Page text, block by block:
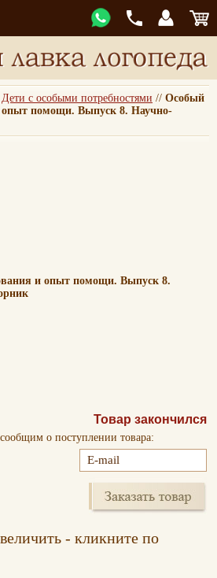
Дети с особыми потребностями // Особый
опыт помощи. Выпуск 8. Научно-
и опыт помощи. Выпуск 8.
Товар закончился
о поступлении товара:
- кликните по